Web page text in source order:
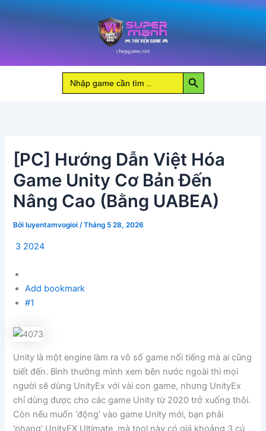
Search
for:
Search Button
[PC] Hướng Dẫn Việt Hóa
Game Unity Cơ Bản Đến
Nâng Cao (Bằng UABEA)
Bởi luyentamvogioi /Tháng 5 28, 2026
3 2024
Add bookmark
#1
Unity là một engine làm ra vô số game nổi tiếng mà ai cũng
biết đến. Bình thường mình xem bên nước ngoài thì mọi
người sẽ dùng UnityEx với vài con game, nhưng UnityEx
chỉ dùng được cho các game Unity từ 2020 trở xuống thôi.
Còn nếu muốn ‘động’ vào game Unity mới, bạn phải
‘phang’ UnityEX Ultimate, mà tool này có giá khoảng 3 củ